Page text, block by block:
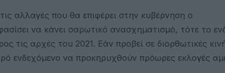
αλλαγές που θα επιφέρει στην κυβέρνηση ο
να κάνει σαρωτικό ανασχηματισμό, τότε το
τις αρχές του 2021. Εάν προβεί σε διορθωτικές
ενδεχόμενο να προκηρυχθούν πρόωρες εκλογές